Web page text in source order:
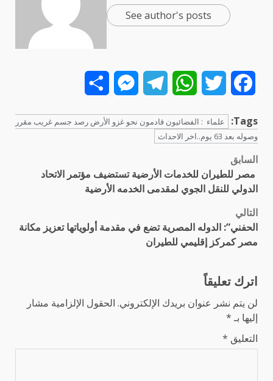
See author's posts
Facebook
Twitter
WhatsApp
Telegram
Messenger
Tags:
علماء : الفضائيون قادمون نحو غزو الأرض رصد جسم غريب مقرر
وصوله بعد 63 يوم..اخر الاحداث
تصفّح
المقالات
السابق
مصر للطيران للخدمات الأرضية تستضيف مؤتمر الاتحاد
الدولي للنقل الجوي لمقدمى الخدمه الأرضية
التالي
الحفني”: الدوله المصرية تضع في مقدمة أولوياتها تعزيز مكانة
مصر كمركز إقليمي للطيران
اترك تعليقاً
لن يتم نشر عنوان بريدك الإلكتروني. الحقول الإلزامية مشار
إليها بـ*
التعليق *